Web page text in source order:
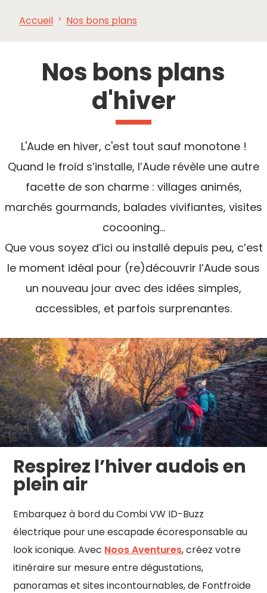
Accueil Nos bons plans
Nos bons plans
d'hiver
L'Aude en hiver, c'est tout sauf monotone !
Quand le froid s’installe, l’Aude révèle une autre
facette de son charme : villages animés,
marchés gourmands, balades vivifiantes, visites
cocooning…
Que vous soyez d’ici ou installé depuis peu, c’est
le moment idéal pour (re)découvrir l’Aude sous
un nouveau jour avec des idées simples,
accessibles, et parfois surprenantes.
Respirez l’hiver audois en
plein air
Embarquez à bord du Combi VW ID-Buzz
électrique pour une escapade écoresponsable au
look iconique. Avec Noos Aventures, créez votre
itinéraire sur mesure entre dégustations,
panoramas et sites incontournables, de Fontfroide